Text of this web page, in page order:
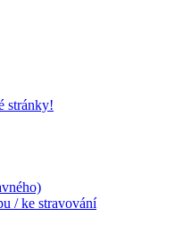
stránky!
/ ke stravování